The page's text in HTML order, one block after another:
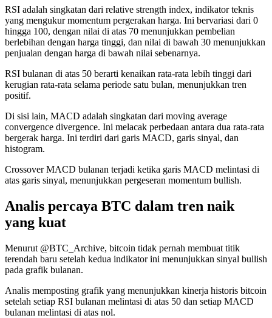
RSI adalah singkatan dari relative strength index, indikator teknis
yang mengukur momentum pergerakan harga. Ini bervariasi dari 0
hingga 100, dengan nilai di atas 70 menunjukkan pembelian
berlebihan dengan harga tinggi, dan nilai di bawah 30 menunjukkan
penjualan dengan harga di bawah nilai sebenarnya.
RSI bulanan di atas 50 berarti kenaikan rata-rata lebih tinggi dari
kerugian rata-rata selama periode satu bulan, menunjukkan tren
positif.
Di sisi lain, MACD adalah singkatan dari moving average
convergence divergence. Ini melacak perbedaan antara dua rata-rata
bergerak harga. Ini terdiri dari garis MACD, garis sinyal, dan
histogram.
Crossover MACD bulanan terjadi ketika garis MACD melintasi di
atas garis sinyal, menunjukkan pergeseran momentum bullish.
Analis percaya BTC dalam tren naik
yang kuat
Menurut @BTC_Archive, bitcoin tidak pernah membuat titik
terendah baru setelah kedua indikator ini menunjukkan sinyal bullish
pada grafik bulanan.
Analis memposting grafik yang menunjukkan kinerja historis bitcoin
setelah setiap RSI bulanan melintasi di atas 50 dan setiap MACD
bulanan melintasi di atas nol.